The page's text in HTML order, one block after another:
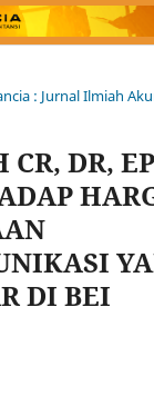
: Jurnal Ilmiah
CR, DR,
DI BEI